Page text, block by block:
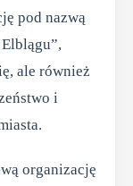
pod nazwą
ale również
i
organizację